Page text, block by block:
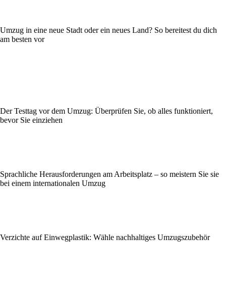
Umzug in eine neue Stadt oder ein neues Land? So bereitest du dich
am besten vor
Der Testtag vor dem Umzug: Überprüfen Sie, ob alles funktioniert,
bevor Sie einziehen
Sprachliche Herausforderungen am Arbeitsplatz – so meistern Sie sie
bei einem internationalen Umzug
Verzichte auf Einwegplastik: Wähle nachhaltiges Umzugszubehör